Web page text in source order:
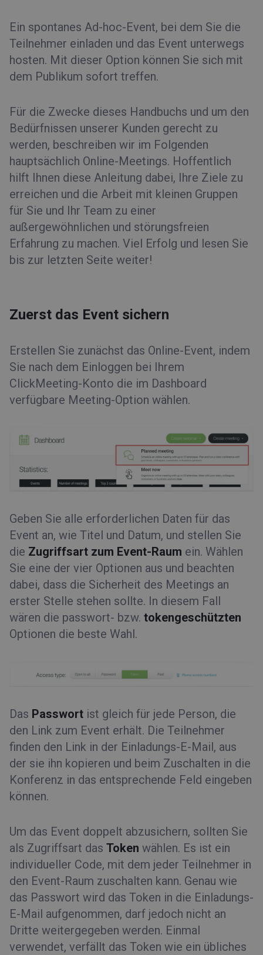
Ein spontanes Ad-hoc-Event, bei dem Sie die
Teilnehmer einladen und das Event unterwegs
hosten. Mit dieser Option können Sie sich mit
dem Publikum sofort treffen.
Für die Zwecke dieses Handbuchs und um den
Bedürfnissen unserer Kunden gerecht zu
werden, beschreiben wir im Folgenden
hauptsächlich Online-Meetings. Hoffentlich
hilft Ihnen diese Anleitung dabei, Ihre Ziele zu
erreichen und die Arbeit mit kleinen Gruppen
für Sie und Ihr Team zu einer
außergewöhnlichen und störungsfreien
Erfahrung zu machen. Viel Erfolg und lesen Sie
bis zur letzten Seite weiter!
Zuerst das Event sichern
Erstellen Sie zunächst das Online-Event, indem
Sie nach dem Einloggen bei Ihrem
ClickMeeting-Konto die im Dashboard
verfügbare Meeting-Option wählen.
Geben Sie alle erforderlichen Daten für das
Event an, wie Titel und Datum, und stellen Sie
die Zugriffsart zum Event-Raum ein. Wählen
Sie eine der vier Optionen aus und beachten
dabei, dass die Sicherheit des Meetings an
erster Stelle stehen sollte. In diesem Fall
wären die passwort- bzw. tokengeschützten
Optionen die beste Wahl.
Das Passwort ist gleich für jede Person, die
den Link zum Event erhält. Die Teilnehmer
finden den Link in der Einladungs-E-Mail, aus
der sie ihn kopieren und beim Zuschalten in die
Konferenz in das entsprechende Feld eingeben
können.
Um das Event doppelt abzusichern, sollten Sie
als Zugriffsart das Token wählen. Es ist ein
individueller Code, mit dem jeder Teilnehmer in
den Event-Raum zuschalten kann. Genau wie
das Passwort wird das Token in die Einladungs-
E-Mail aufgenommen, darf jedoch nicht an
Dritte weitergegeben werden. Einmal
verwendet, verfällt das Token wie ein übliches